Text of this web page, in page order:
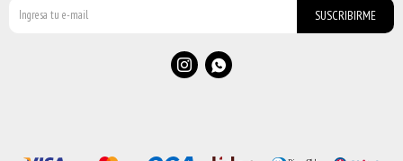
SUSCRIBIRME
 